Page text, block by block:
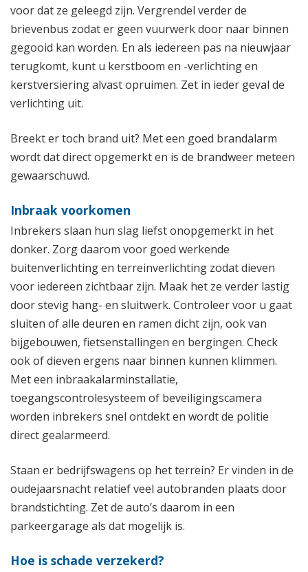
voor dat ze geleegd zijn. Vergrendel verder de
brievenbus zodat er geen vuurwerk door naar binnen
gegooid kan worden. En als iedereen pas na nieuwjaar
terugkomt, kunt u kerstboom en -verlichting en
kerstversiering alvast opruimen. Zet in ieder geval de
verlichting uit.
Breekt er toch brand uit? Met een goed brandalarm
wordt dat direct opgemerkt en is de brandweer meteen
gewaarschuwd.
Inbraak voorkomen
Inbrekers slaan hun slag liefst onopgemerkt in het
donker. Zorg daarom voor goed werkende
buitenverlichting en terreinverlichting zodat dieven
voor iedereen zichtbaar zijn. Maak het ze verder lastig
door stevig hang- en sluitwerk. Controleer voor u gaat
sluiten of alle deuren en ramen dicht zijn, ook van
bijgebouwen, fietsenstallingen en bergingen. Check
ook of dieven ergens naar binnen kunnen klimmen.
Met een inbraakalarminstallatie,
toegangscontrolesysteem of beveiligingscamera
worden inbrekers snel ontdekt en wordt de politie
direct gealarmeerd.
Staan er bedrijfswagens op het terrein? Er vinden in de
oudejaarsnacht relatief veel autobranden plaats door
brandstichting. Zet de auto’s daarom in een
parkeergarage als dat mogelijk is.
Hoe is schade verzekerd?